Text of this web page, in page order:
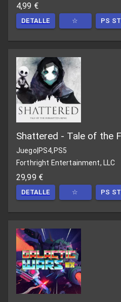
4,99 €
DETALLE ☆ PS
Shattered - Tale of the
Juego|PS4,PS5
Forthright Entertainment, LLC
29,99 €
DETALLE ☆ PS